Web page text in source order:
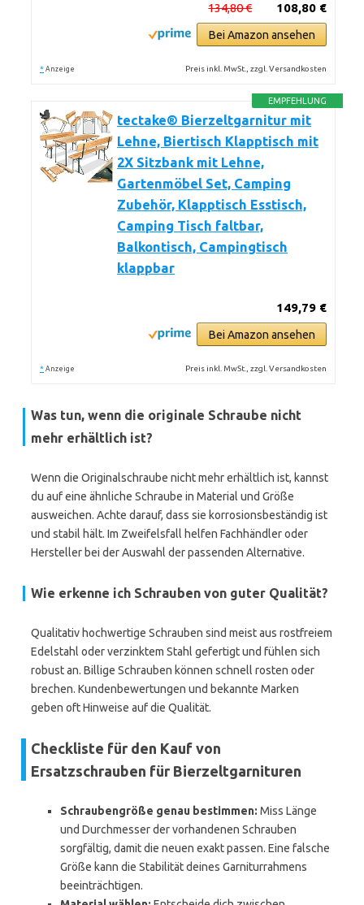
108,80 €
134,80 €
Bei Amazon ansehen
* Anzeige Preis inkl. MwSt., zzgl. Versandkosten
EMPFEHLUNG
tectake® Bierzeltgarnitur mit
Lehne, Biertisch Klapptisch mit
2X Sitzbank mit Lehne,
Gartenmöbel Set, Camping
Zubehör, Klapptisch Esstisch,
Camping Tisch faltbar,
Balkontisch, Campingtisch
klappbar
149,79 €
Bei Amazon ansehen
* Anzeige Preis inkl. MwSt., zzgl. Versandkosten
Was tun, wenn die originale Schraube nicht
mehr erhältlich ist?
Wenn die Originalschraube nicht mehr erhältlich ist, kannst
du auf eine ähnliche Schraube in Material und Größe
ausweichen. Achte darauf, dass sie korrosionsbeständig ist
und stabil hält. Im Zweifelsfall helfen Fachhändler oder
Hersteller bei der Auswahl der passenden Alternative.
Wie erkenne ich Schrauben von guter Qualität?
Qualitativ hochwertige Schrauben sind meist aus rostfreiem
Edelstahl oder verzinktem Stahl gefertigt und fühlen sich
robust an. Billige Schrauben können schnell rosten oder
brechen. Kundenbewertungen und bekannte Marken
geben oft Hinweise auf die Qualität.
Checkliste für den Kauf von
Ersatzschrauben für Bierzeltgarnituren
Schraubengröße genau bestimmen: Miss Länge
und Durchmesser der vorhandenen Schrauben
sorgfältig, damit die neuen exakt passen. Eine falsche
Größe kann die Stabilität deines Garniturrahmens
beeinträchtigen.